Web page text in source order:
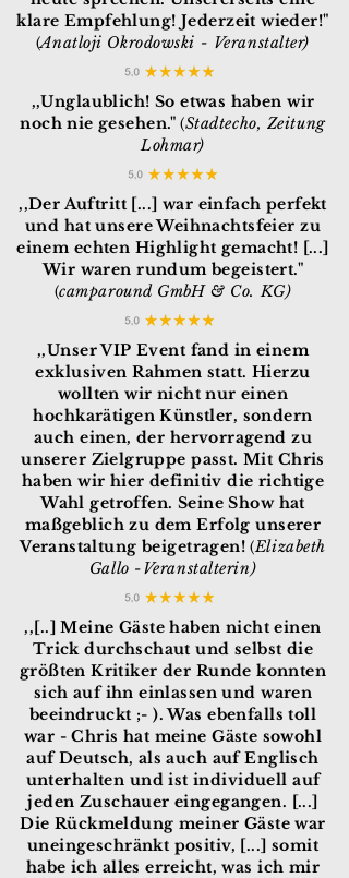
klare Empfehlung! Jederzeit wieder!"
(Anatloji Okrodowski - Veranstalter)
,,Unglaublich! So etwas haben wir
noch nie gesehen." (Stadtecho, Zeitung
Lohmar)
,,Der Auftritt [...] war einfach perfekt
und hat unsere Weihnachtsfeier zu
einem echten Highlight gemacht! [...]
Wir waren rundum begeistert."
(camparound GmbH & Co. KG)
,,Unser VIP Event fand in einem
exklusiven Rahmen statt. Hierzu
wollten wir nicht nur einen
hochkarätigen Künstler, sondern
auch einen, der hervorragend zu
unserer Zielgruppe passt. Mit Chris
haben wir hier definitiv die richtige
Wahl getroffen. Seine Show hat
maßgeblich zu dem Erfolg unserer
Veranstaltung beigetragen!(Elizabeth
Gallo -Veranstalterin)
,,[..] Meine Gäste haben nicht einen
Trick durchschaut und selbst die
größten Kritiker der Runde konnten
sich auf ihn einlassen und waren
beeindruckt ;- ). Was ebenfalls toll
war - Chris hat meine Gäste sowohl
auf Deutsch, als auch auf Englisch
unterhalten und ist individuell auf
jeden Zuschauer eingegangen. [...]
Die Rückmeldung meiner Gäste war
uneingeschränkt positiv, [...] somit
habe ich alles erreicht, was ich mir